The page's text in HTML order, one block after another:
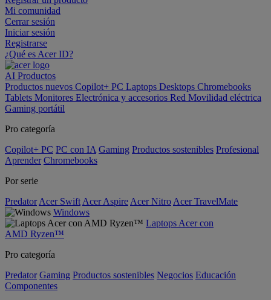
Mi comunidad
Cerrar sesión
Iniciar sesión
Registrarse
¿Qué es Acer ID?
AI Productos
Productos nuevos Copilot+ PC Laptops Desktops Chromebooks
Tablets Monitores Electrónica y accesorios Red Movilidad eléctrica
Gaming portátil
Pro categoría
Copilot+ PC PC con IA Gaming Productos sostenibles Profesional
Aprender Chromebooks
Por serie
Predator Acer Swift Acer Aspire Acer Nitro Acer TravelMate
Windows
Laptops Acer con
AMD Ryzen™
Pro categoría
Predator Gaming Productos sostenibles Negocios Educación
Componentes